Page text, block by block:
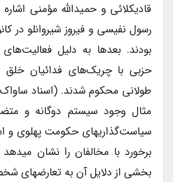
قادیکلائی و حمیدالله مؤمنی
رسول نفیسی و فیروز شیروانلو در
بودند. بعدها به دلیل فعالیت‌های
حزبی با چریک‌های فدائیان خلق
مثال وجود سیستم دوگانه و
سیاست‌گذاری­های حکومت پهلوی و
برخورد با مخالفان را نشان
بخشی از دلایل آن به تعارض­های